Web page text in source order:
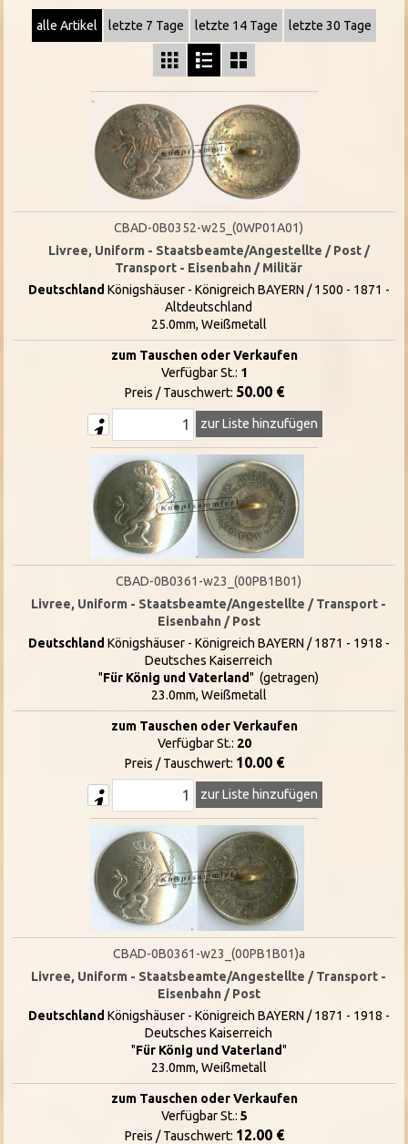
alle Artikel letzte 7 Tage letzte 14 Tage letzte 30 Tage
  
CBAD-0B0352-w25_(0WP01A01)
Livree, Uniform - Staatsbeamte/Angestellte / Post /
Transport - Eisenbahn / Militär
Deutschland Königshäuser - Königreich BAYERN / 1500 - 1871 -
Altdeutschland
25.0mm, Weißmetall
zum Tauschen oder Verkaufen
Verfügbar St.: 1
Preis / Tauschwert: 50.00 €
zur Liste hinzufügen
CBAD-0B0361-w23_(00PB1B01)
Livree, Uniform - Staatsbeamte/Angestellte / Transport -
Eisenbahn / Post
Deutschland Königshäuser - Königreich BAYERN / 1871 - 1918 -
Deutsches Kaiserreich
"Für König und Vaterland" (getragen)
23.0mm, Weißmetall
zum Tauschen oder Verkaufen
Verfügbar St.: 20
Preis / Tauschwert: 10.00 €
zur Liste hinzufügen
CBAD-0B0361-w23_(00PB1B01)a
Livree, Uniform - Staatsbeamte/Angestellte / Transport -
Eisenbahn / Post
Deutschland Königshäuser - Königreich BAYERN / 1871 - 1918 -
Deutsches Kaiserreich
"Für König und Vaterland"
23.0mm, Weißmetall
zum Tauschen oder Verkaufen
Verfügbar St.: 5
Preis / Tauschwert: 12.00 €